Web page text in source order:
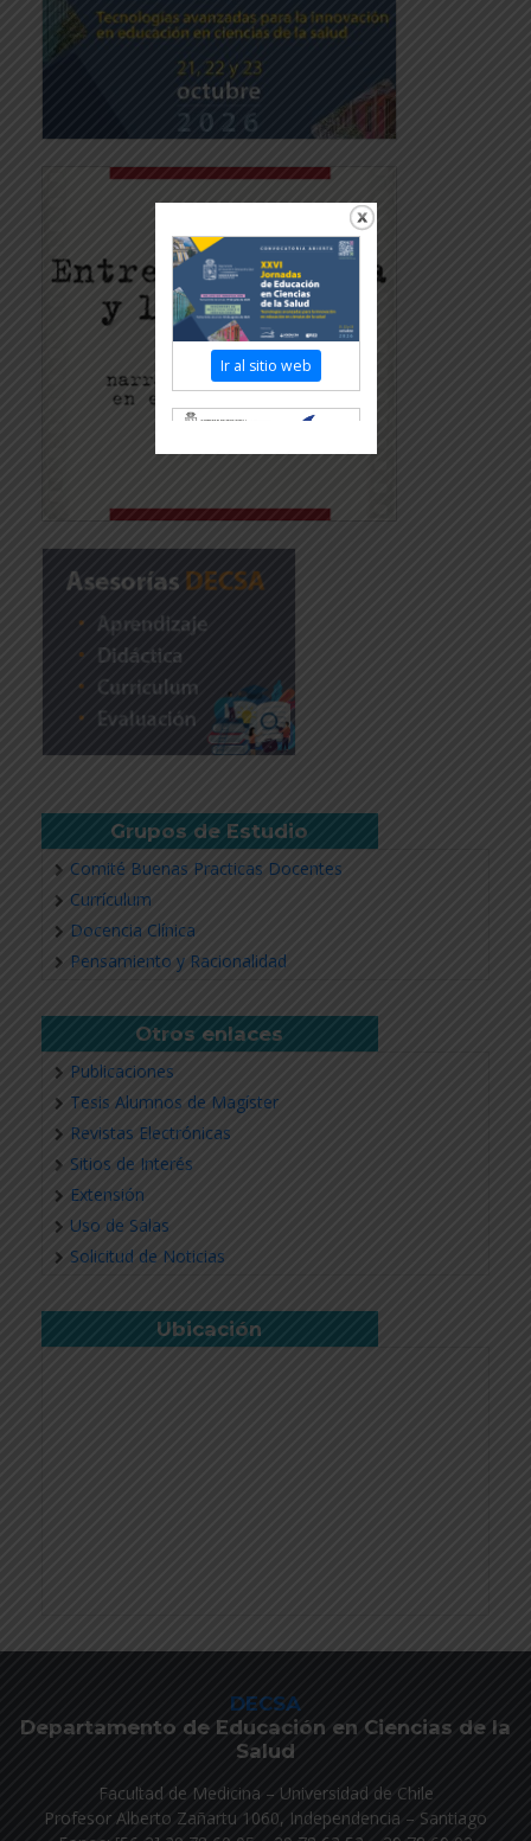
Grupos de Estudio
Comité Buenas Practicas Docentes
Currículum
Docencia Clínica
Pensamiento y Racionalidad
Otros enlaces
Publicaciones
Tesis Alumnos de Magíster
Revistas Electrónicas
Sitios de Interés
Extensión
Uso de Salas
Solicitud de Noticias
Ubicación
DECSA
Departamento de Educación en Ciencias de la
Salud
Facultad de Medicina – Universidad de Chile
Profesor Alberto Zañartu 1060, Independencia – Santiago
Ir al sitio web
Revisar más información